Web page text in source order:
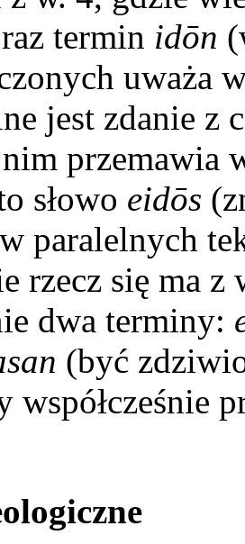
termin idōn
uważa
jest zdanie z
przemawia
słowo eidōs
paralelnych
rzecz się ma
dwa terminy:
(być
współcześnie